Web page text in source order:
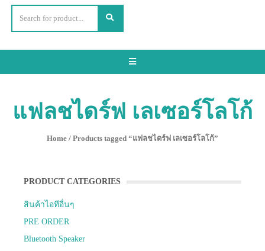
Toggle
แฟลชไดร์ฟ เลเซอร์โลโก้
Home / Products tagged “แฟลชไดร์ฟ เลเซอร์โลโก้”
PRODUCT CATEGORIES
สินค้าไอทีอื่นๆ
PRE ORDER
Bluetooth Speaker